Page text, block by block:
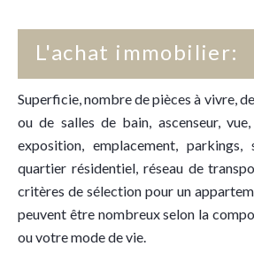
L'achat immobilier:
Superficie, nombre de pièces à vivre,
ou de salles de bain, ascenseur,
exposition, emplacement, parkings,
quartier résidentiel, réseau de
critères de sélection pour un
peuvent être nombreux selon la
ou votre mode de vie.